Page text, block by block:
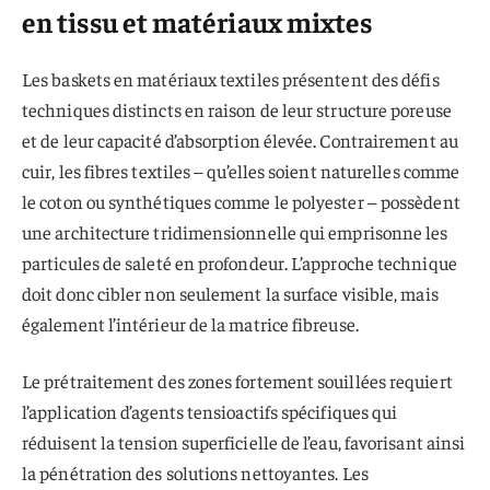
en tissu et matériaux mixtes
Les baskets en matériaux textiles présentent des défis
techniques distincts en raison de leur structure poreuse
et de leur capacité d’absorption élevée. Contrairement au
cuir, les fibres textiles – qu’elles soient naturelles comme
le coton ou synthétiques comme le polyester – possèdent
une architecture tridimensionnelle qui emprisonne les
particules de saleté en profondeur. L’approche technique
doit donc cibler non seulement la surface visible, mais
également l’intérieur de la matrice fibreuse.
Le prétraitement des zones fortement souillées requiert
l’application d’agents tensioactifs spécifiques qui
réduisent la tension superficielle de l’eau, favorisant ainsi
la pénétration des solutions nettoyantes. Les